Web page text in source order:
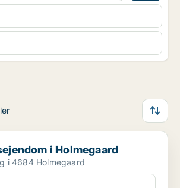
i Holmegaard
i Holmegaard
i 4684 Holmegaard